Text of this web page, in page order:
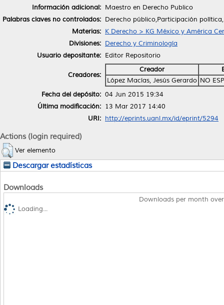
Información adicional: Maestro en Derecho Publico
Palabras claves no controlados: Derecho público,Participación
Materias: K Derecho > KG México y América
Divisiones: Derecho y Criminología
Usuario depositante: Editor Repositorio
Creadores:
Creador
López Macías, Jesús Gerardo NO
Fecha del depósito: 04 Jun 2015 19:34
Última modificación: 13 Mar 2017 14:40
URI: http://eprints.uanl.mx/id/eprint/5294
Actions (login required)
Ver elemento
Descargar estadísticas
Downloads
Downloads per month
Loading...